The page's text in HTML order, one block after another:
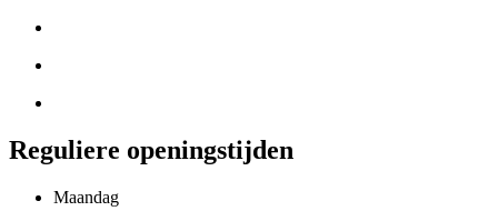
Reguliere openingstijden
Maandag